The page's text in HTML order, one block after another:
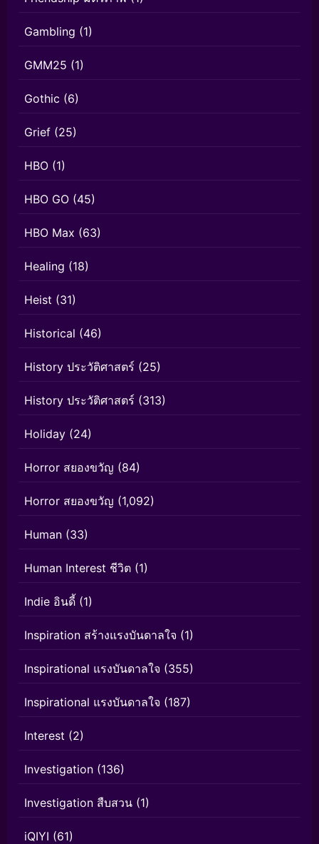
Gambling (1)
GMM25 (1)
Gothic (6)
Grief (25)
HBO (1)
HBO GO (45)
HBO Max (63)
Healing (18)
Heist (31)
Historical (46)
History ประวัติศาสตร์ (25)
History ประวัติศาสตร์ (313)
Holiday (24)
Horror สยองขวัญ (84)
Horror สยองขวัญ (1,092)
Human (33)
Human Interest ชีวิต (1)
Indie อินดี้ (1)
Inspiration สร้างแรงบันดาลใจ (1)
Inspirational แรงบันดาลใจ (355)
Inspirational แรงบันดาลใจ (187)
Interest (2)
Investigation (136)
Investigation สืบสวน (1)
iQIYI (61)